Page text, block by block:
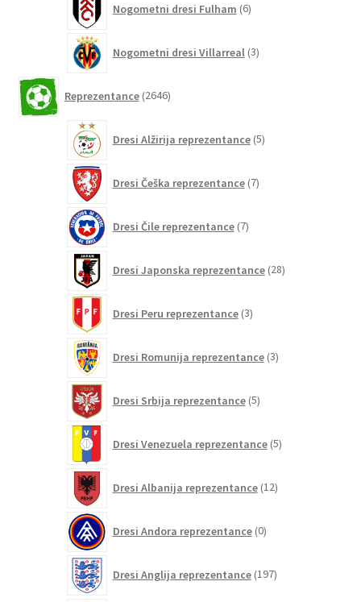
Nogometni dresi Fulham 6izdelkov
Nogometni dresi Villarreal 3izdelki
Reprezentance 2646izdelkov
Dresi Alžirija reprezentance 5izdelkov
Dresi Češka reprezentance 7izdelkov
Dresi Čile reprezentance 7izdelkov
Dresi Japonska reprezentance 28izdelkov
Dresi Peru reprezentance 3izdelki
Dresi Romunija reprezentance 3izdelki
Dresi Srbija reprezentance 5izdelkov
Dresi Venezuela reprezentance 5izdelkov
Dresi Albanija reprezentance 12izdelkov
Dresi Andora reprezentance 0izdelkov
Dresi Anglija reprezentance 197izdelkov